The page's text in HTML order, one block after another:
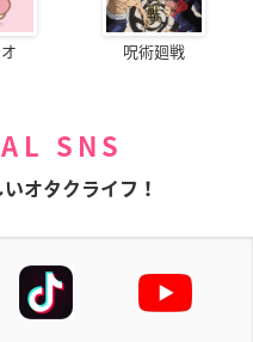
呪術廻戦
SNS
オタクライフ！